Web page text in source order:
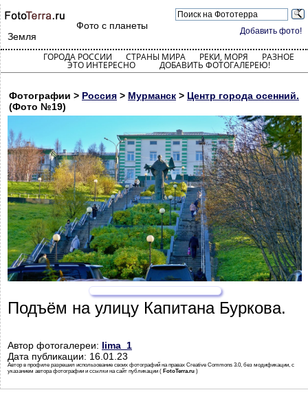
Добавить фото!
Фото с планеты
Земля
ГОРОДА РОССИИ СТРАНЫ МИРА РЕКИ, МОРЯ РАЗНОЕ
ЭТО ИНТЕРЕСНО ДОБАВИТЬ ФОТОГАЛЕРЕЮ!
Фотографии > Россия > Мурманск > Центр города осенний.
(Фото №19)
Подъём на улицу Капитана Буркова.
Автор фотогалереи: lima_1
Дата публикации: 16.01.23
Автор в профиле разрешил использование своих фотографий на правах Creative Commons 3.0, без модификации, с
указанием автора фотографии и ссылки на сайт публикации ( FotoTerra.ru )